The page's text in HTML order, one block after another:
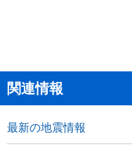
関連情報
最新の地震情報